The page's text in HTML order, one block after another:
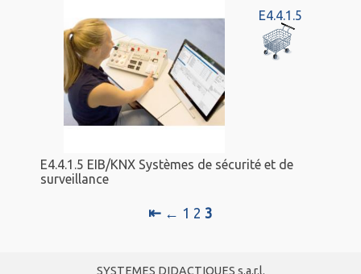
E4.4.1.5
E4.4.1.5 EIB/KNX Systèmes de sécurité et de
surveillance
⇤ ← 1 2 3
SYSTEMES DIDACTIQUES s.a.r.l.